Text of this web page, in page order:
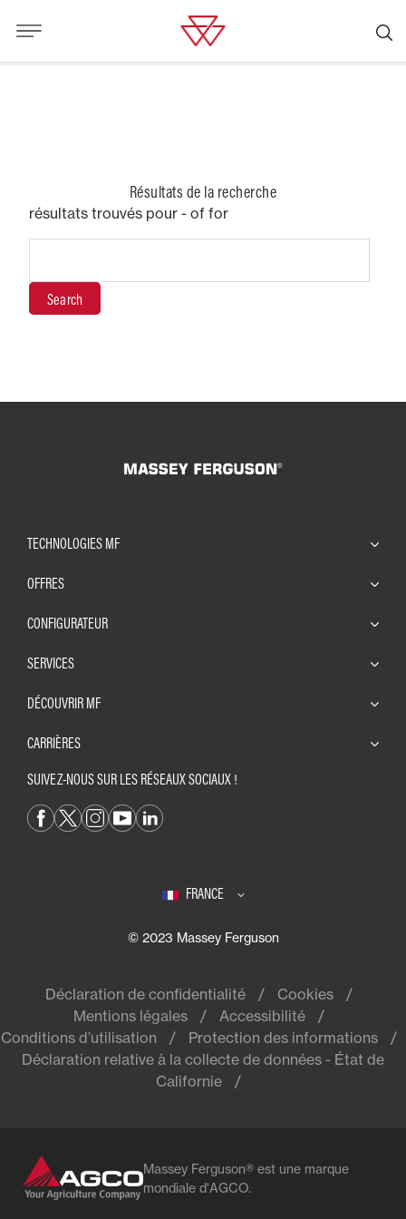
Résultats de la recherche
résultats trouvés pour - of for
TECHNOLOGIES MF
OFFRES
CONFIGURATEUR
SERVICES
DÉCOUVRIR MF
CARRIÈRES
SUIVEZ-NOUS SUR LES RÉSEAUX SOCIAUX !
FRANCE
© 2023 Massey Ferguson
Déclaration de confidentialité
Cookies
Mentions légales
Accessibilité
Conditions d’utilisation
Protection des informations
Déclaration relative à la collecte de données - État de
Californie
Massey Ferguson® est une marque
mondiale d'AGCO.